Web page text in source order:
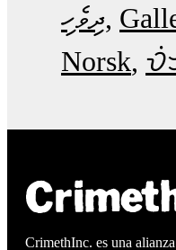
ދިވެހި
Norsk
CrimethInc. es una